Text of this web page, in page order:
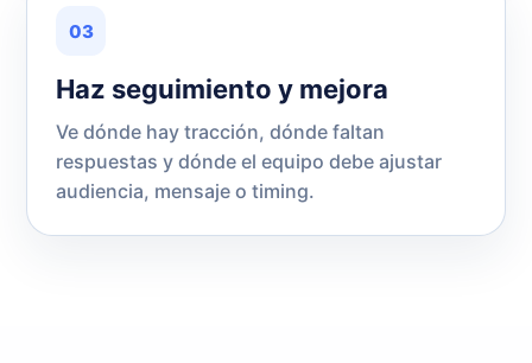
03
Haz seguimiento y mejora
Ve dónde hay tracción, dónde faltan
respuestas y dónde el equipo debe ajustar
audiencia, mensaje o timing.